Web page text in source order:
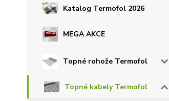
Katalog Termofol 2026
MEGA AKCE
Topné rohože Termofol
Topné kabely Termofol